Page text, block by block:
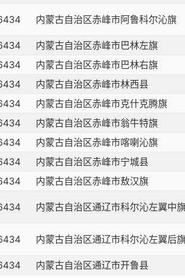
内蒙古自治区赤峰市阿鲁科尔沁旗
内蒙古自治区赤峰市巴林左旗
内蒙古自治区赤峰市巴林右旗
内蒙古自治区赤峰市林西县
内蒙古自治区赤峰市克什克腾旗
内蒙古自治区赤峰市翁牛特旗
内蒙古自治区赤峰市喀喇沁旗
内蒙古自治区赤峰市宁城县
内蒙古自治区赤峰市敖汉旗
内蒙古自治区通辽市科尔沁左翼中
内蒙古自治区通辽市科尔沁左翼后
内蒙古自治区通辽市开鲁县